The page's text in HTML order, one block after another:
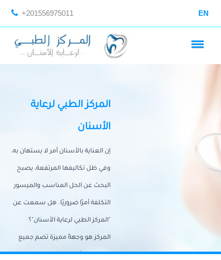
+201556975011 EN
المركز الطبي لرعاية
الأسنان
إن العناية بالأسنان أمر لا يستهان به،
وفي ظل تكاليفها المرتفعة، يصبح
البحث عن الحل المناسب والميسور
التكلفة أمرًا ضروريًا. هل سمعت عن
"المركز الطبي لرعاية الأسنان"؟
المركز هو وجهةً مميزة تضم جميع
احتياجات الأسنان تحت سقف واحد،